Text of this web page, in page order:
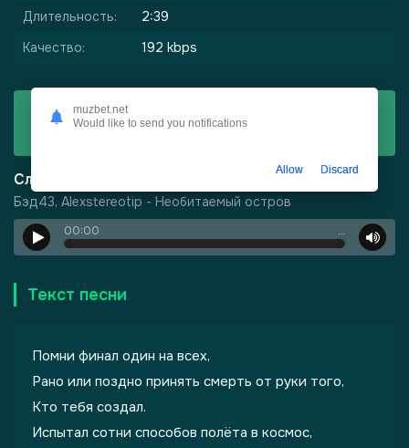
Длительность:
2:39
Качество:
192 kbps
Скачать
Слушать
Бэд43, Alexstereotip - Необитаемый остров
00:00 …
Текст песни
Помни финал один на всех,
Рано или поздно принять смерть от руки того,
Кто тебя создал.
Испытал сотни способов полёта в космос,
Шепот, робкое дыхание
muzbet.net
Would like to send you notifications
Allow Discard